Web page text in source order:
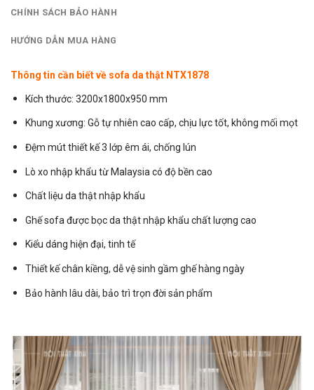
CHÍNH SÁCH BẢO HÀNH
HƯỚNG DẪN MUA HÀNG
Thông tin cần biết về sofa da thật NTX1878
Kích thước: 3200x1800x950 mm
Khung xương: Gỗ tự nhiên cao cấp, chịu lực tốt, không mối mọt
Đệm mút thiết kế 3 lớp êm ái, chống lún
Lò xo nhập khẩu từ Malaysia có độ bền cao
Chất liệu da thật nhập khẩu
Ghế sofa được bọc da thật nhập khẩu chất lượng cao
Kiểu dáng hiện đại, tinh tế
Thiết kế chân kiềng, dễ vệ sinh gầm ghế hàng ngày
Bảo hành lâu dài, bảo trì trọn đời sản phẩm